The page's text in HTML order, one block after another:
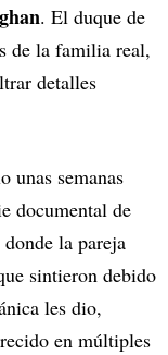
. El duque de
de la familia real,
detalles
unas semanas
documental de
donde la pareja
sintieron debido
les dio,
en múltiples